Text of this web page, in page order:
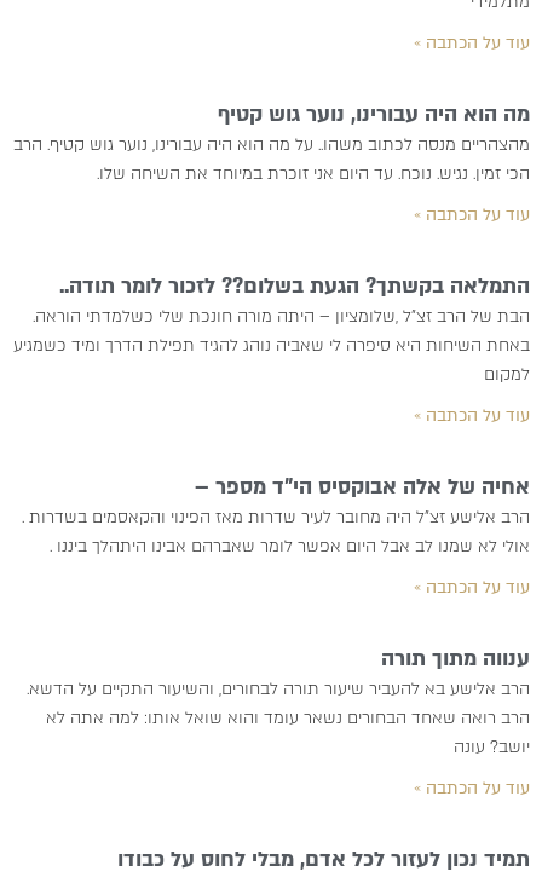
עוד על הכתבה »
מה הוא היה עבורינו, נוער גוש קטיף
מהצהריים מנסה לכתוב משהו.. על מה הוא היה עבורינו, נוער גוש קטיף. הרב
הכי זמין. נגיש. נוכח. עד היום אני זוכרת במיוחד את השיחה שלו.
עוד על הכתבה »
התמלאה בקשתך? הגעת בשלום?? לזכור לומר תודה..
הבת של הרב זצ”ל ,שלומציון – היתה מורה חונכת שלי כשלמדתי הוראה.
באחת השיחות היא סיפרה לי שאביה נוהג להגיד תפילת הדרך ומיד כשמגיע
למקום
עוד על הכתבה »
אחיה של אלה אבוקסיס הי”ד מספר –
הרב אלישע זצ”ל היה מחובר לעיר שדרות מאז הפינוי והקאסמים בשדרות .
אולי לא שמנו לב אבל היום אפשר לומר שאברהם אבינו היתהלך ביננו .
עוד על הכתבה »
ענווה מתוך תורה
הרב אלישע בא להעביר שיעור תורה לבחורים, והשיעור התקיים על הדשא.
הרב רואה שאחד הבחורים נשאר עומד והוא שואל אותו: למה אתה לא
יושב? עונה
עוד על הכתבה »
תמיד נכון לעזור לכל אדם, מבלי לחוס על כבודו